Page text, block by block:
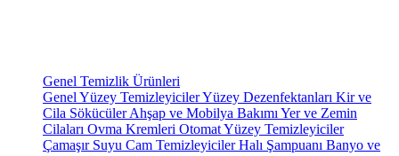
Genel Temizlik Ürünleri
Genel Yüzey TemizleyicilerYüzey Dezenfektanları Kir ve
Cila SökücülerAhşap ve Mobilya Bakımı Yer ve Zemin
Cilaları Ovma Kremleri Otomat Yüzey Temizleyiciler
Çamaşır Suyu Cam TemizleyicilerHalı Şampuanı Banyo ve